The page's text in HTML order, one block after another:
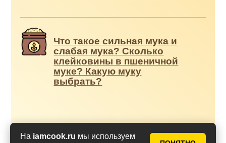
На iamcook.ru мы используем
Что такое сильная мука и
слабая мука? Сколько
клейковины в пшеничной
муке? Какую муку
выбрать?